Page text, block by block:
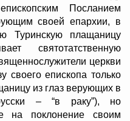
Посланием
своей епархии, в
Туринскую плащаницу
святотатственную
церкви
своего епископа только
из глаз верующих в
– “в раку”), но
на поклонение своим